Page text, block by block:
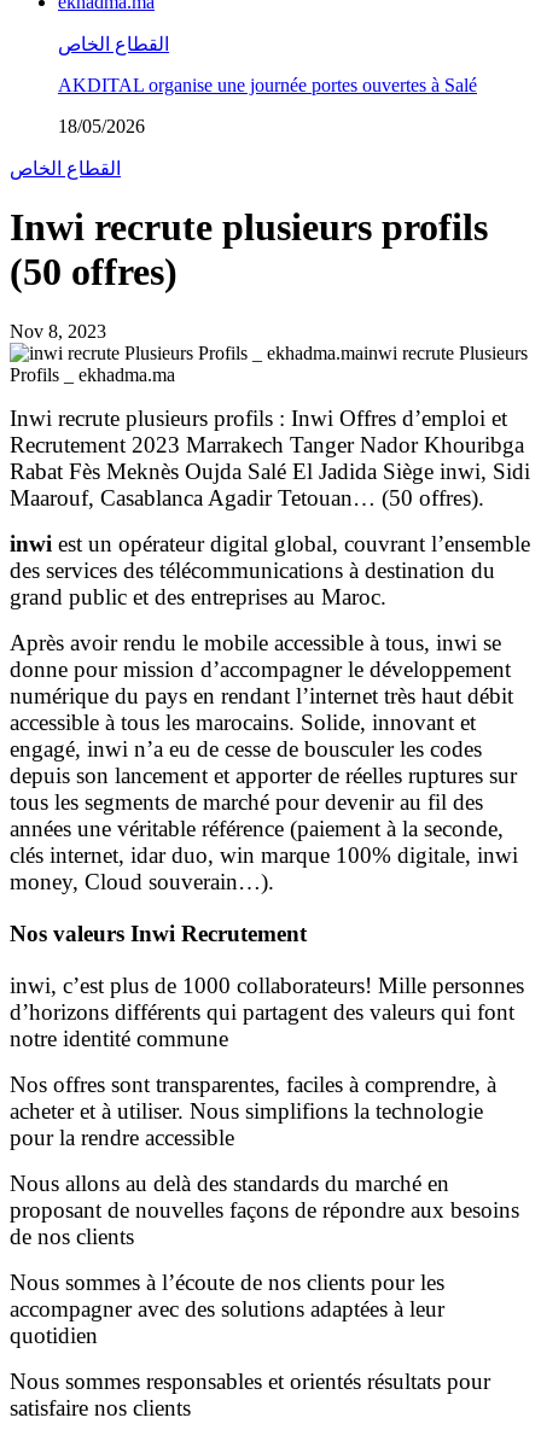
القطاع الخاص
AKDITAL organise une journée portes ouvertes à Salé
18/05/2026
القطاع الخاص
Inwi recrute plusieurs profils
(50 offres)
Nov 8, 2023
inwi recrute Plusieurs
Profils _ ekhadma.ma
Inwi recrute plusieurs profils : Inwi Offres d’emploi et
Recrutement 2023 Marrakech Tanger Nador Khouribga
Rabat Fès Meknès Oujda Salé El Jadida Siège inwi, Sidi
Maarouf, Casablanca Agadir Tetouan… (50 offres).
inwi est un opérateur digital global, couvrant l’ensemble
des services des télécommunications à destination du
grand public et des entreprises au Maroc.
Après avoir rendu le mobile accessible à tous, inwi se
donne pour mission d’accompagner le développement
numérique du pays en rendant l’internet très haut débit
accessible à tous les marocains. Solide, innovant et
engagé, inwi n’a eu de cesse de bousculer les codes
depuis son lancement et apporter de réelles ruptures sur
tous les segments de marché pour devenir au fil des
années une véritable référence (paiement à la seconde,
clés internet, idar duo, win marque 100% digitale, inwi
money, Cloud souverain…).
Nos valeurs Inwi Recrutement
inwi, c’est plus de 1000 collaborateurs! Mille personnes
d’horizons différents qui partagent des valeurs qui font
notre identité commune
Nos offres sont transparentes, faciles à comprendre, à
acheter et à utiliser. Nous simplifions la technologie
pour la rendre accessible
Nous allons au delà des standards du marché en
proposant de nouvelles façons de répondre aux besoins
de nos clients
Nous sommes à l’écoute de nos clients pour les
accompagner avec des solutions adaptées à leur
quotidien
Nous sommes responsables et orientés résultats pour
satisfaire nos clients